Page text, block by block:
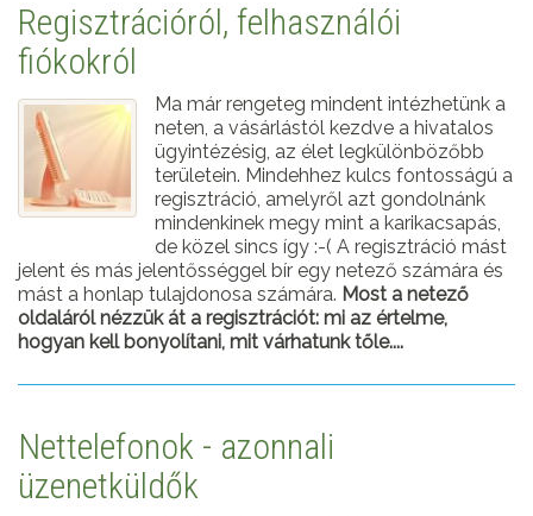
Regisztrációról, felhasználói
fiókokról
Ma már rengeteg mindent intézhetünk a
neten, a vásárlástól kezdve a hivatalos
ügyintézésig, az élet legkülönbözőbb
területein. Mindehhez kulcs fontosságú a
regisztráció, amelyről azt gondolnánk
mindenkinek megy mint a karikacsapás,
de közel sincs így :-( A regisztráció mást
jelent és más jelentősséggel bír egy netező számára és
mást a honlap tulajdonosa számára. Most a netező
oldaláról nézzük át a regisztrációt: mi az értelme,
hogyan kell bonyolítani, mit várhatunk tőle....
Nettelefonok - azonnali
üzenetküldők